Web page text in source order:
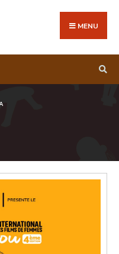
MENU